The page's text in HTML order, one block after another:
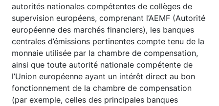
autorités nationales compétentes de collèges de
supervision européens, comprenant l’AEMF (Autorité
européenne des marchés financiers), les banques
centrales d’émissions pertinentes compte tenu de la
monnaie utilisée par la chambre de compensation,
ainsi que toute autorité nationale compétente de
l’Union européenne ayant un intérêt direct au bon
fonctionnement de la chambre de compensation
(par exemple, celles des principales banques